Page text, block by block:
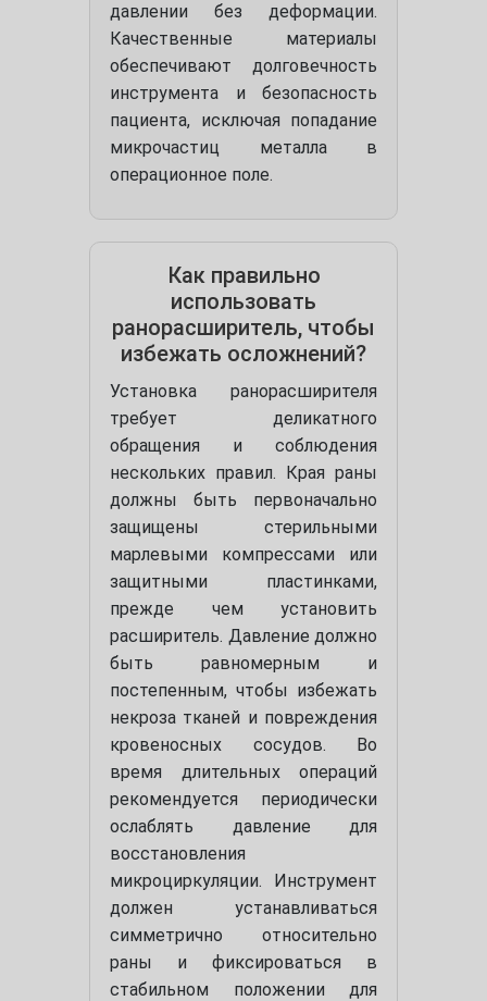
давлении без деформации.
Качественные материалы
обеспечивают долговечность
инструмента и безопасность
пациента, исключая попадание
микрочастиц металла в
операционное поле.
Как правильно
использовать
ранорасширитель, чтобы
избежать осложнений?
Установка ранорасширителя
требует деликатного
обращения и соблюдения
нескольких правил. Края раны
должны быть первоначально
защищены стерильными
марлевыми компрессами или
защитными пластинками,
прежде чем установить
расширитель. Давление должно
быть равномерным и
постепенным, чтобы избежать
некроза тканей и повреждения
кровеносных сосудов. Во
время длительных операций
рекомендуется периодически
ослаблять давление для
восстановления
микроциркуляции. Инструмент
должен устанавливаться
симметрично относительно
раны и фиксироваться в
стабильном положении для